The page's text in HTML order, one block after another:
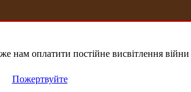
оплатити постійне висвітлення війни
Пожертвуйте